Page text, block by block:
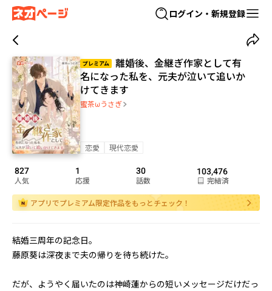
ログイン・新規登録
プレミアム
離婚後、金継ぎ作家として有
名になった私を、元夫が泣いて追いか
けてきます
蜜茶ωうさぎ
恋愛 現代恋愛
827
人気
1
応援
30
話数
103,476
完結済
アプリでプレミアム限定作品をもっとチェック！
結婚三周年の記念日。
藤原葵は深夜まで夫の帰りを待ち続けた。
だが、ようやく届いたのは神崎蓮からの短いメッセージだけだっ